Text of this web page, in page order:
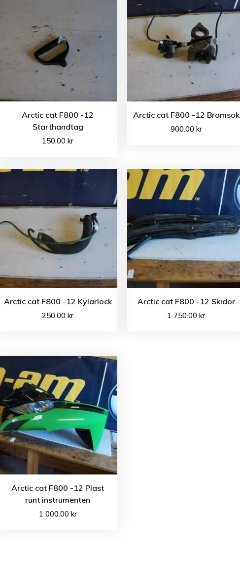
Arctic cat F800 -12
Starthandtag
150.00kr
Arctic cat F800 -12 Bromsok
900.00 kr
Arctic cat F800 -12 Kylarlock
250.00kr
Arctic cat F800 -12 Skidor
1 750.00kr
Arctic cat F800 -12 Plast
runt instrumenten
1 000.00 kr